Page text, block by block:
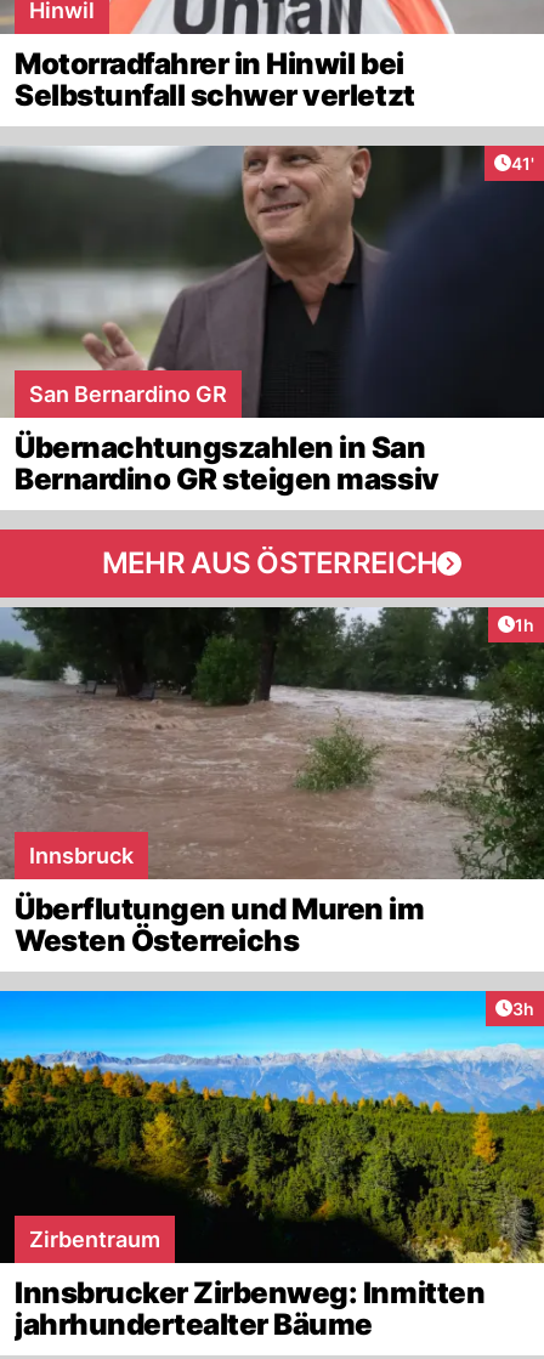
Hinwil
Motorradfahrer in Hinwil bei
Selbstunfall schwer verletzt
41'
San Bernardino GR
Übernachtungszahlen in San
Bernardino GR steigen massiv
MEHR AUS ÖSTERREICH
1h
Innsbruck
Überflutungen und Muren im
Westen Österreichs
3h
Zirbentraum
Innsbrucker Zirbenweg: Inmitten
jahrhundertealter Bäume